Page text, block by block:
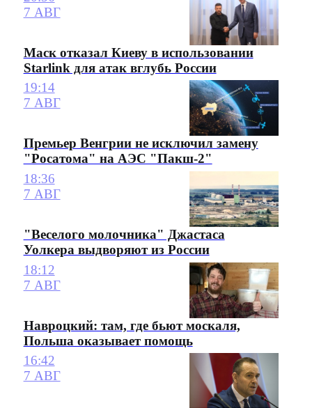
7 АВГ
Маск отказал Киеву в использовании
Starlink для атак вглубь России
19:14
7 АВГ
Премьер Венгрии не исключил замену
"Росатома" на АЭС "Пакш-2"
18:36
7 АВГ
"Веселого молочника" Джастаса
Уолкера выдворяют из России
18:12
7 АВГ
Навроцкий: там, где бьют москаля,
Польша оказывает помощь
16:42
7 АВГ